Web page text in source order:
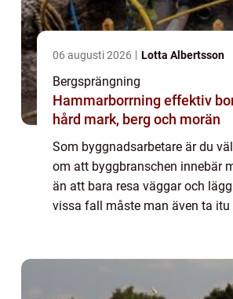
06 augusti 2026 Lotta Albertsson
Bergsprängning
Hammarborrning effektiv borrning i
hård mark, berg och morän
Som byggnadsarbetare är du
om att byggbranschen innebär
än att bara resa väggar och
vissa fall måste man även ta itu